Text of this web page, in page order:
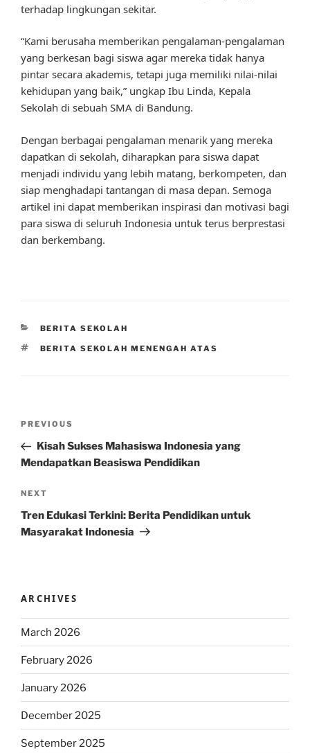
terhadap lingkungan sekitar.
“Kami berusaha memberikan pengalaman-pengalaman
yang berkesan bagi siswa agar mereka tidak hanya
pintar secara akademis, tetapi juga memiliki nilai-nilai
kehidupan yang baik,” ungkap Ibu Linda, Kepala
Sekolah di sebuah SMA di Bandung.
Dengan berbagai pengalaman menarik yang mereka
dapatkan di sekolah, diharapkan para siswa dapat
menjadi individu yang lebih matang, berkompeten, dan
siap menghadapi tantangan di masa depan. Semoga
artikel ini dapat memberikan inspirasi dan motivasi bagi
para siswa di seluruh Indonesia untuk terus berprestasi
dan berkembang.
CATEGORIES
BERITA SEKOLAH
TAGS
BERITA SEKOLAH MENENGAH ATAS
Previous
Post
PREVIOUS
Kisah Sukses Mahasiswa Indonesia yang
Mendapatkan Beasiswa Pendidikan
Next
Post
NEXT
Tren Edukasi Terkini: Berita Pendidikan untuk
Masyarakat Indonesia
ARCHIVES
March 2026
February 2026
January 2026
December 2025
September 2025